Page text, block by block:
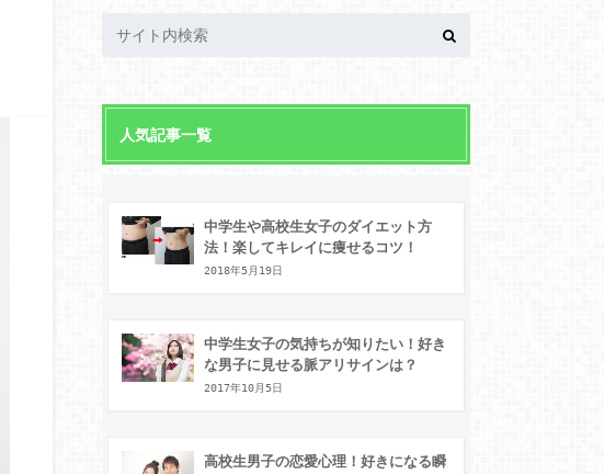
人気記事一覧
中学生や高校生女子のダイエット方
法！楽してキレイに痩せるコツ！
2018年5月19日
中学生女子の気持ちが知りたい！好き
な男子に見せる脈アリサインは？
2017年10月5日
高校生男子の恋愛心理！好きになる瞬